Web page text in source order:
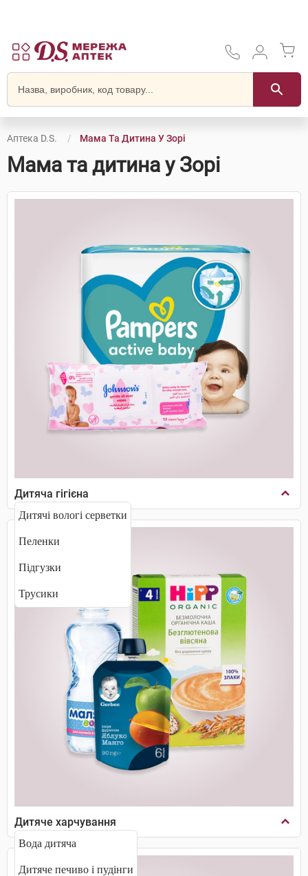
Аптека D.S. Мама Та Дитина У Зорі
Мама та дитина у Зорі
Дитяча гігієна
Дитячі вологі серветки
Пеленки
Підгузки
Трусики
Дитяче харчування
Вода дитяча
Дитяче печиво і пудінги